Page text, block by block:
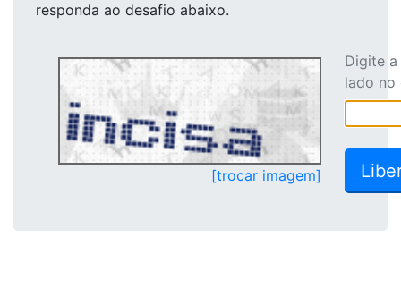
responda ao desafio abaixo.
[trocar imagem]
Digite
lado no